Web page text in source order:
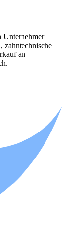
Unternehmer
zahntechnische
an